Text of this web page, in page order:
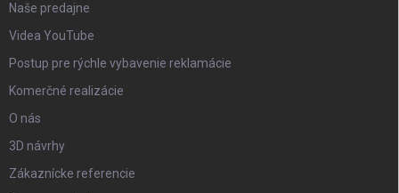
Naše predajne
Videa YouTube
Postup pre rýchle vybavenie reklamácie
Komerčné realizácie
O nás
3D návrhy
Zákaznícke referencie